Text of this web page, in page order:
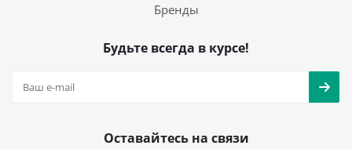
Бренды
Будьте всегда в курсе!
Оставайтесь на связи